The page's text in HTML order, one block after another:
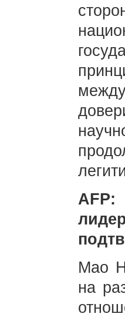
AFP:
Мао
на